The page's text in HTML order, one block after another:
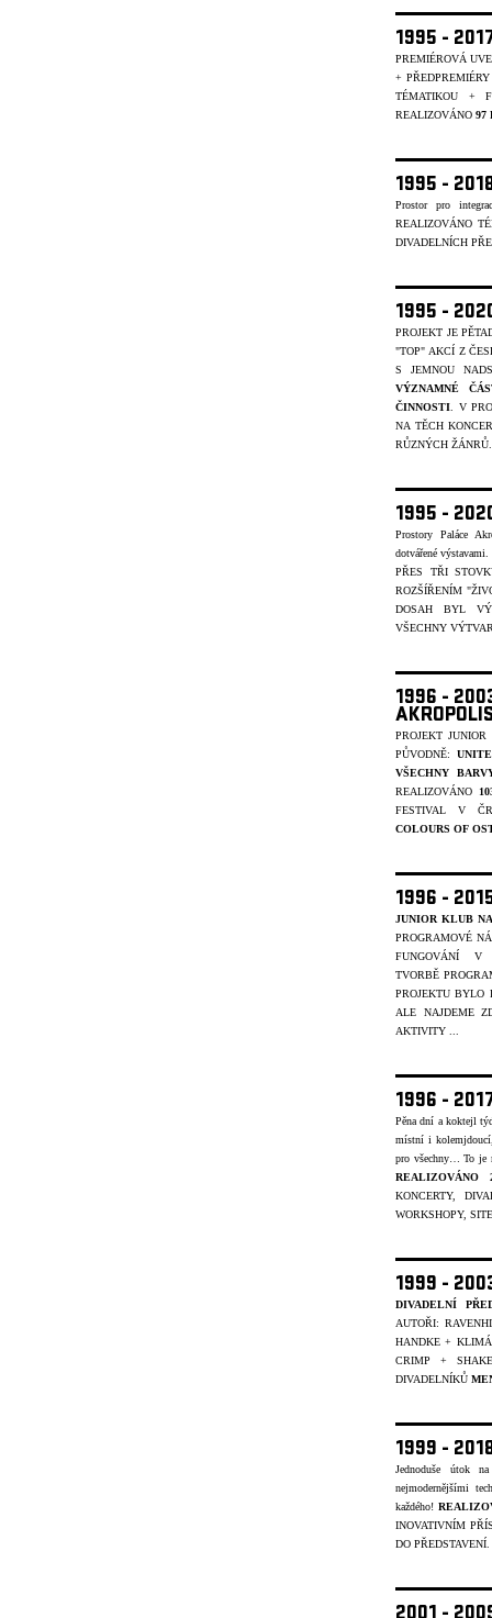
1995 -
PREMIÉROVÁ
+
TÉMATIKOU +
REALIZOVÁNO 97
1995 -
Prostor pro
REALIZOVÁNO
DIVADELNÍCH
1995 -
PROJEKT JE
"TOP" AKCÍ Z
S JEMNOU
VÝZNAMNÉ
ČINNOSTI . V
NA TĚCH
RŮZNÝCH ŽÁNRŮ.
1995 -
Prostory Paláce
dotvářené
PŘES TŘI
ROZŠÍŘENÍM
DOSAH BYL
VŠECHNY
1996 -
PROJEKT
PŮVODNĚ:
VŠECHNY
REALIZOVÁNO
FESTIVAL V
COLOURS OF
1996 -
JUNIOR KLUB
PROGRAMOVÉ
FUNGOVÁNÍ
TVORBĚ
PROJEKTU BYLO
ALE NAJDEME
AKTIVITY ...
1996 -
Pěna dní a koktejl
místní i
pro všechny… To je
REALIZOVÁNO
KONCERTY,
WORKSHOPY,
1999 -
DIVADELNÍ
AUTOŘI:
HANDKE +
CRIMP +
DIVADELNÍKŮ
1999 -
Jednoduše útok
nejmodernějšími
každého!
INOVATIVNÍM
DO PŘEDSTAVENÍ.